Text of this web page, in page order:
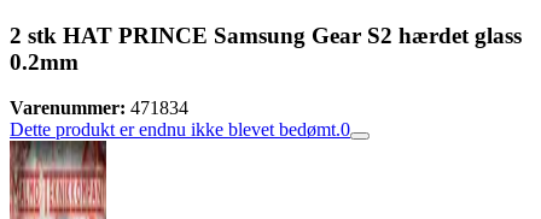
2 stk HAT PRINCE Samsung Gear S2 hærdet glass
0.2mm
Varenummer: 471834
Dette produkt er endnu ikke blevet bedømt.0